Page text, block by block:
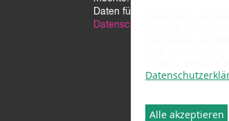
Daten für diese Zwecke und
Datenschutzerklärung
Alle akzeptieren